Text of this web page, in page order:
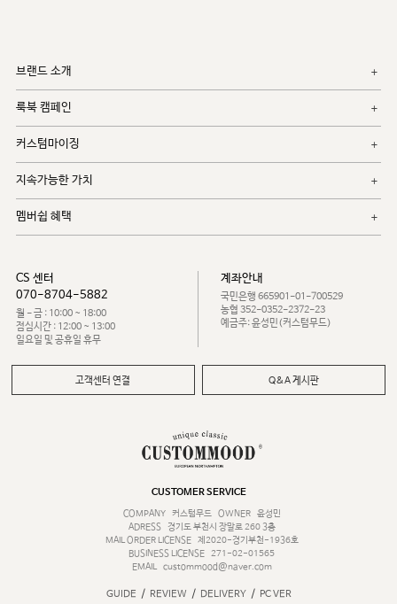
브랜드 소개
룩북 캠페인
커스텀마이징
지속가능한 가치
멤버쉽 혜택
CS 센터
070-8704-5882
월 - 금 : 10:00 ~ 18:00
점심시간 : 12:00 ~ 13:00
일요일 및 공휴일 휴무
계좌안내
국민은행 665901-01-700529
농협 352-0352-2372-23
예금주: 윤성민(커스텀무드)
고객센터 연결 Q&A 게시판
CUSTOMER SERVICE
COMPANY
커스텀무드 OWNER
윤성민
ADRESS
경기도 부천시 장말로 260 3층
MAIL ORDER LICENSE
제2020-경기부천-1936호
BUSINESS LICENSE 271-02-01565
EMAIL
custommood@naver.com
GUIDE / REVIEW / DELIVERY / PC VER